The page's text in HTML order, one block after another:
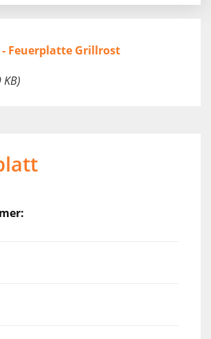
Feuerplatte Grillrost